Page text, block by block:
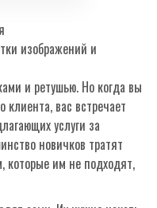
изображений и
и ретушью. Но когда вы
клиента, вас встречает
услуги за
новичков тратят
которые им не подходят,